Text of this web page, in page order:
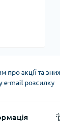
про акції та
e-mail розсилку